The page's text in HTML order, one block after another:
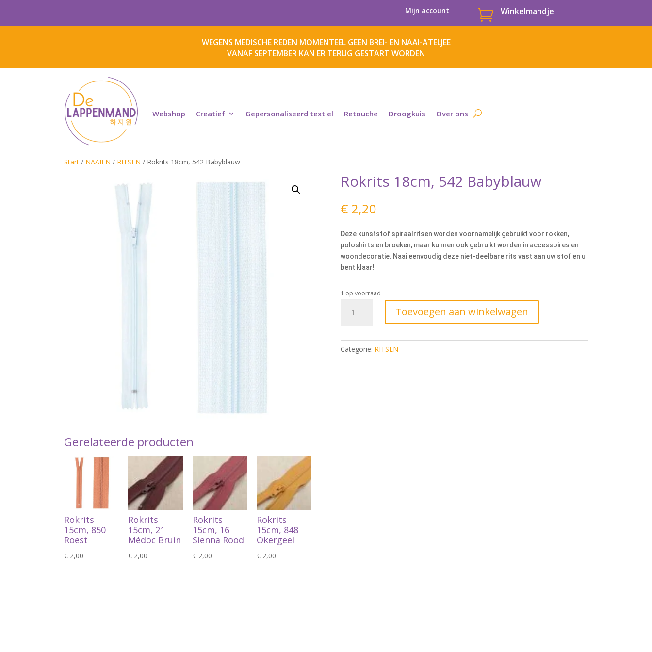
Mijn account  Winkelmandje
WEGENS MEDISCHE REDEN MOMENTEEL GEEN BREI- EN NAAI-ATELJEE
VANAF SEPTEMBER KAN ER TERUG GESTART WORDEN
Webshop Creatief Gepersonaliseerd textiel Retouche Droogkuis Over ons
Start / NAAIEN / RITSEN / Rokrits 18cm, 542 Babyblauw
Gerelateerde producten
Rokrits
15cm, 850
Roest
€ 2,00
Rokrits
15cm, 21
Médoc Bruin
€ 2,00
Rokrits
15cm, 16
Sienna Rood
€2,00
Rokrits
15cm, 848
Okergeel
€ 2,00
Rokrits 18cm, 542 Babyblauw
€2,20
Deze kunststof spiraalritsen worden voornamelijk gebruikt voor rokken,
poloshirts en broeken, maar kunnen ook gebruikt worden in accessoires en
woondecoratie. Naai eenvoudig deze niet-deelbare rits vast aan uw stof en u
bent klaar!
1 op voorraad
Toevoegen aan winkelwagen
Categorie: RITSEN